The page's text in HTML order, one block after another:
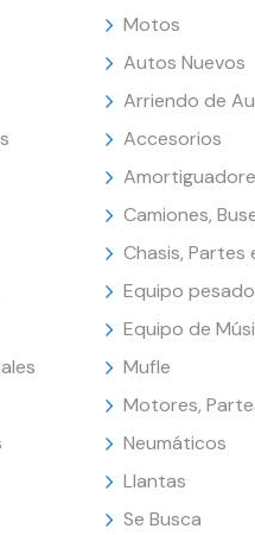
Motos
Autos Nuevos
Arriendo de
Accesorios
Camiones,
Chasis, Partes
Equipo
Equipo de
Mufle
Motores,
Neumáticos
Llantas
Se Busca